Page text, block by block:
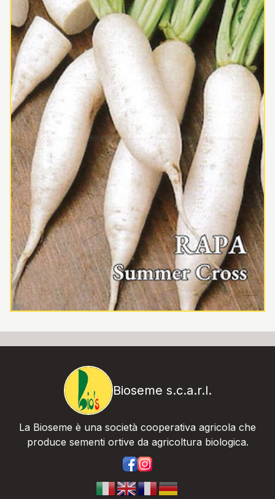
Bioseme s.c.a.r.l.
La Bioseme è una società cooperativa agricola che
produce sementi ortive da agricoltura biologica.